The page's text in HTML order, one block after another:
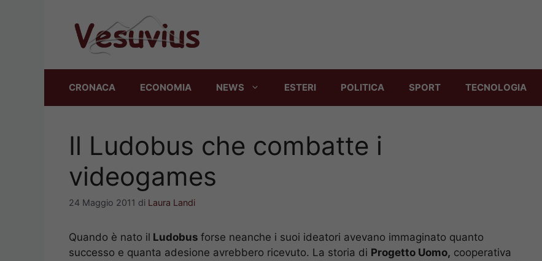
CRONACA ECONOMIA NEWS ESTERI POLITICA SPORT TECNOLOGIA
Il Ludobus che combatte i
videogames
24 Maggio 2011 di Laura Landi
Quando è nato il Ludobus forse neanche i suoi ideatori avevano immaginato quanto
successo e quanta adesione avrebbero ricevuto. La storia di Progetto Uomo, cooperativa